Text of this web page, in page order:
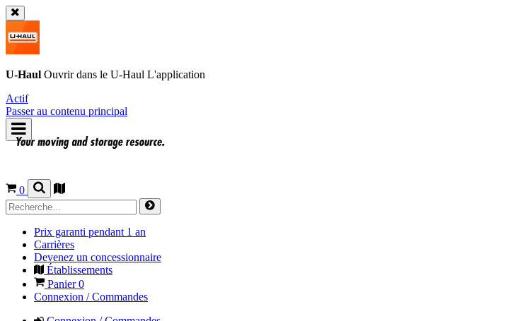
U-Haul Ouvrir dans le U-Haul L'application
Actif
Passer au contenu principal
0
Prix garanti pendant 1 an
Carrières
Devenez un concessionnaire
Établissements
Panier0
Connexion / Commandes